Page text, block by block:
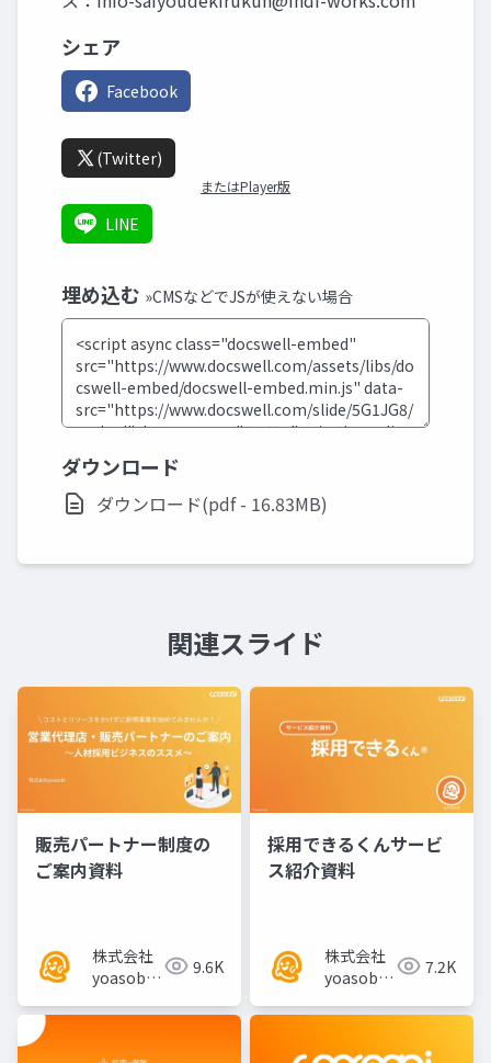
シェア
Facebook
(Twitter)
またはPlayer版
LINE
埋め込む »CMSなどでJSが使えない場合
ダウンロード
ダウンロード(pdf - 16.83MB)
関連スライド
販売パートナー制度の
ご案内資料
株式会社
yoasobi
ナー様
9.6K
採用できるくんサービ
ス紹介資料
株式会社
yoasobi
ナー様
7.2K